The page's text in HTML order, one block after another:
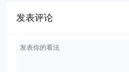
发表评论